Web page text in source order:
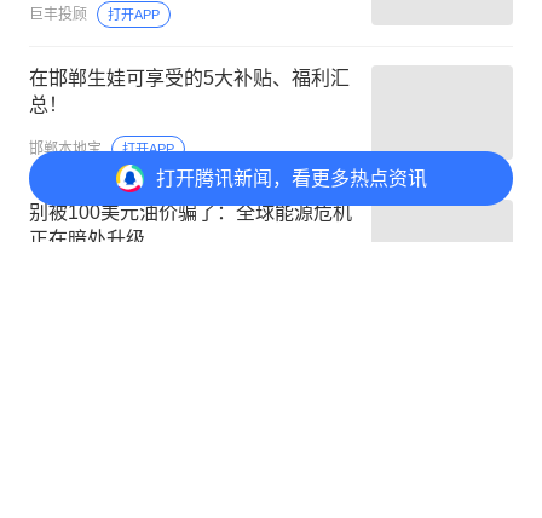
打开腾讯新闻，看更多热点资讯
巨丰投顾 打开APP
在邯郸生娃可享受的5大补贴、福利汇
总！
邯郸本地宝 打开APP
别被100美元油价骗了：全球能源危机
正在暗处升级